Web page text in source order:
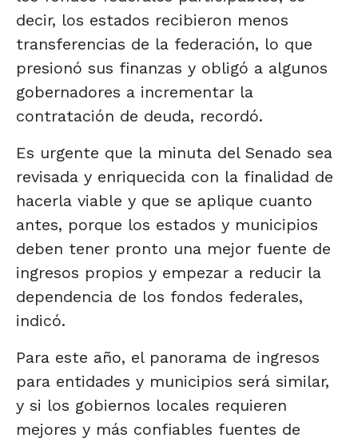
decir, los estados recibieron menos
transferencias de la federación, lo que
presionó sus finanzas y obligó a algunos
gobernadores a incrementar la
contratación de deuda, recordó.
Es urgente que la minuta del Senado sea
revisada y enriquecida con la finalidad de
hacerla viable y que se aplique cuanto
antes, porque los estados y municipios
deben tener pronto una mejor fuente de
ingresos propios y empezar a reducir la
dependencia de los fondos federales,
indicó.
Para este año, el panorama de ingresos
para entidades y municipios será similar,
y si los gobiernos locales requieren
mejores y más confiables fuentes de